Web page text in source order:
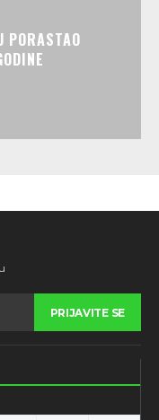
PORASTAO
PRIJAVITE SE